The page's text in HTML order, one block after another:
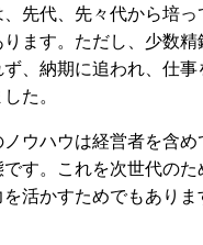
先代、先々代から培っ
ます。ただし、少数精
、納期に追われ、仕事
た。
ウハウは経営者を含め
す。これを次世代のた
活かすためでもありま